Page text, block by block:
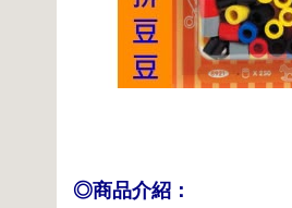
◎商品介紹：